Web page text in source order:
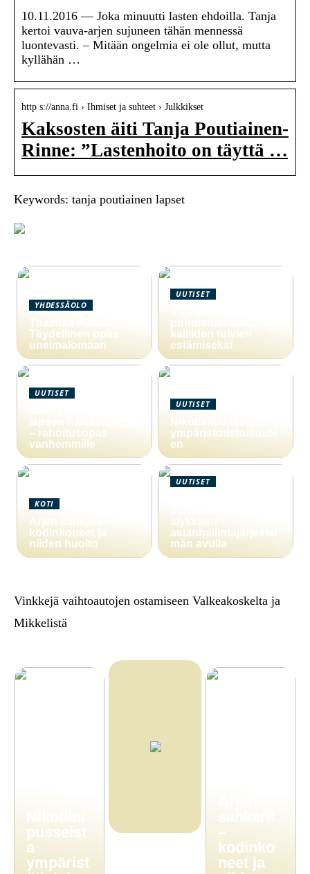
10.11.2016 — Joka minuutti lasten ehdoilla. Tanja
kertoi vauva-arjen sujuneen tähän mennessä
luontevasti. – Mitään ongelmia ei ole ollut, mutta
kyllähän …
http s://anna.fi › Ihmiset ja suhteet › Julkkikset
Kaksosten äiti Tanja Poutiainen-
Rinne: ”Lastenhoito on täyttä …
Keywords: tanja poutiainen lapset
YHDESSÄOLO
Thaimaa matkat:
Täydellinen opas
unelmalomaan
UUTISET
puhdistushuoltoon
kalliiden tulvien
estämiseksi
UUTISET
lapsen harrastuksiin
– rahoitusopas
vanhemmille
UUTISET
Nikotiinipusseista
ympäristötietoisuute
en
KOTI
Arjen sankarit –
kodinkoneet ja
niiden huolto
UUTISET
älykkään
asianhallintajärjestel
män avulla
Vinkkejä vaihtoautojen ostamiseen Valkeakoskelta ja
Mikkelistä
pusseist
a
ympärist
–
kodinko
neet ja